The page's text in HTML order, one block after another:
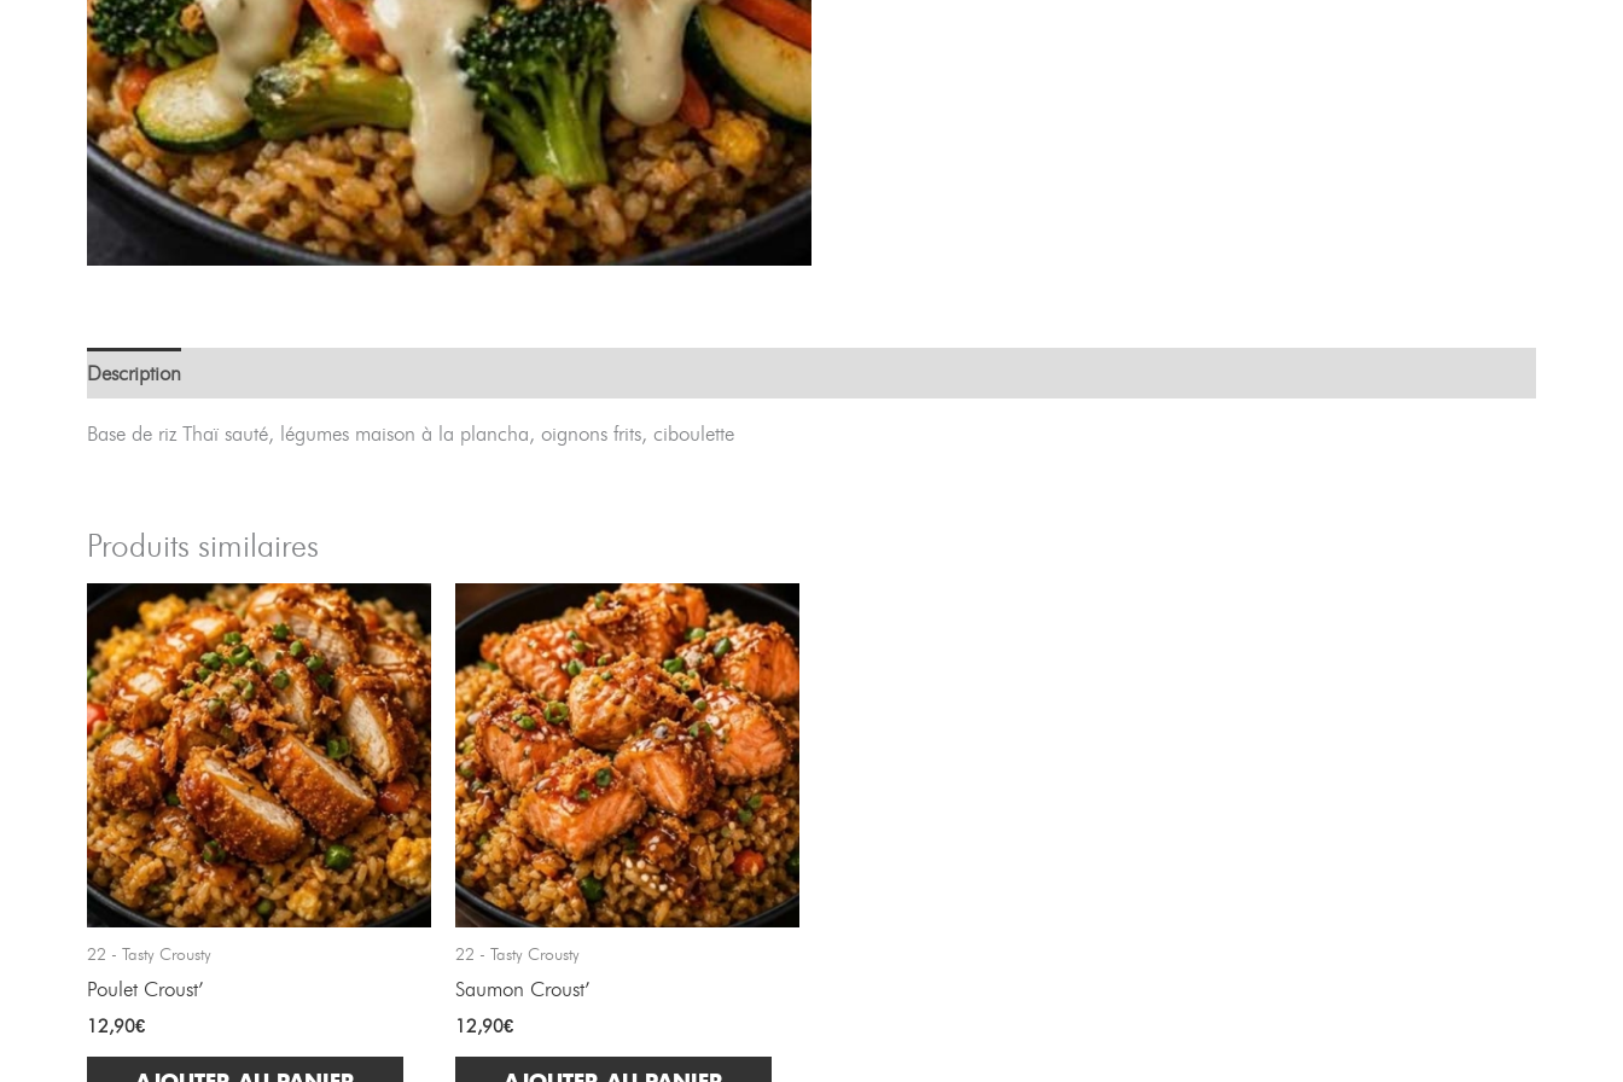
Description
Base de riz Thaï sauté, légumes maison à la plancha, oignons frits, ciboulette
Produits similaires
22 - Tasty Crousty
Poulet Croust’
12,90€
22 - Tasty Crousty
Saumon Croust’
12,90€